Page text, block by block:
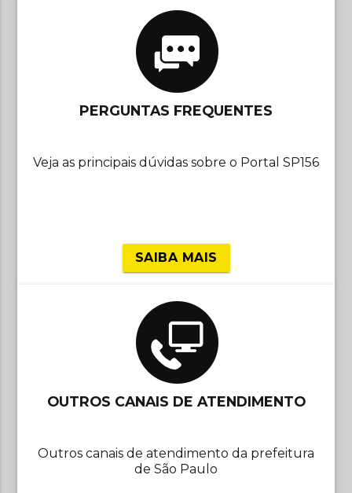
PERGUNTAS FREQUENTES
Veja as principais dúvidas sobre o Portal SP156
SAIBA MAIS
OUTROS CANAIS DE ATENDIMENTO
Outros canais de atendimento da prefeitura
de São Paulo